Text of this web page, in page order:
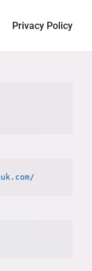
Privacy Policy